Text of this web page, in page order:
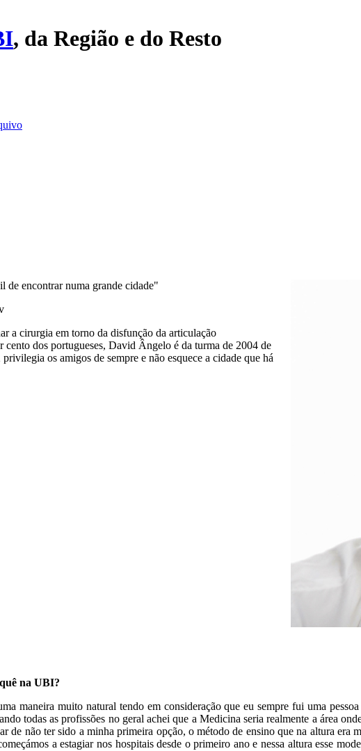
, da Região e do Resto
de encontrar numa grande cidade"
a cirurgia em torno da disfunção da articulação
dos portugueses, David Ângelo é da turma de 2004 de
os amigos de sempre e não esquece a cidade que há
na UBI?
maneira muito natural tendo em consideração que eu sempre fui uma
todas as profissões no geral achei que a Medicina seria realmente a área
de não ter sido a minha primeira opção, o método de ensino que na altura era
a estagiar nos hospitais desde o primeiro ano e nessa altura esse